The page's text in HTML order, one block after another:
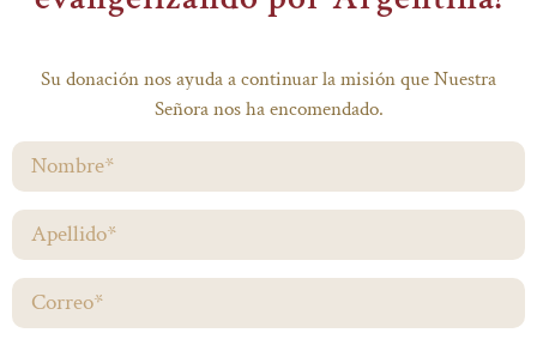
Su donación nos ayuda a continuar la misión que Nuestra
Señora nos ha encomendado.